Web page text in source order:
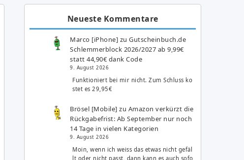
Neueste Kommentare
Marco [iPhone] zuGutscheinbuch.de
Schlemmerblock 2026/2027 ab 9,99€
statt 44,90€ dank Code
9. August 2026
Funktioniert bei mir nicht. Zum Schluss ko
stet es 29,95€
Brösel [Mobile] zu Amazon verkürzt die
Rückgabefrist: Ab September nur noch
14 Tage in vielen Kategorien
9. August 2026
Moin, wenn ich weiss das etwas nicht gefäl
lt oder nicht passt, dann kann es auch sofo